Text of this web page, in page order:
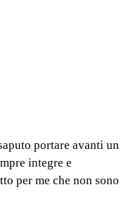
portare avanti un
integre e
per me che non sono